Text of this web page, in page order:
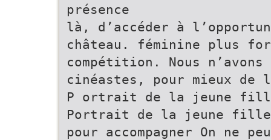
présence
là, d’accéder à
château. féminine plus
compétition. Nous
cinéastes, pour mieux de
P ortrait de la jeune
Portrait de la jeune fille
pour accompagner On ne